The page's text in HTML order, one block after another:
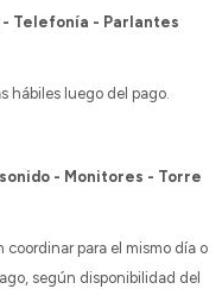
Telefonía - Parlantes
hábiles luego del pago.
- Monitores - Torre
coordinar para el mismo día o
según disponibilidad del